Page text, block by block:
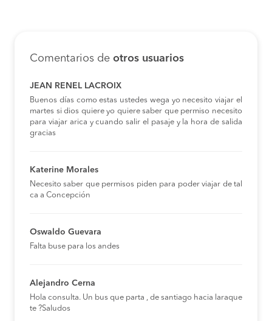
Comentarios de otros usuarios
JEAN RENEL LACROIX
Buenos días como estas ustedes wega yo necesito viajar el
martes si dios quiere yo quiere saber que permiso necesito
para viajar arica y cuando salir el pasaje y la hora de salida
gracias
Katerine Morales
Necesito saber que permisos piden para poder viajar de tal
ca a Concepción
Oswaldo Guevara
Falta buse para los andes
Alejandro Cerna
Hola consulta. Un bus que parta , de santiago hacia laraque
te ?Saludos